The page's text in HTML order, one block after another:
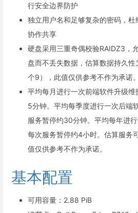
行安全边界防护
独立用户名和足够复杂的密码，杜
协作共享
硬盘采用三重奇偶校验RAIDZ3，
盘而不丢失数据，估算数据持久
个9），此值仅供参考不作为承诺。
平均每月进行一次前端软件升级维
5分钟。平均每季度进行一次后端
服务暂停约30分钟。平均每年进
每次服务暂停约4小时。估算服务
值仅供参考不作为承诺。
基本配置
可用容量：2.88 PiB